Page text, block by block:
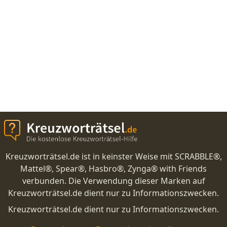
Kreuzworträtsel.de ist in keinster Weise mit SCRABBLE®,
Mattel®, Spear®, Hasbro®, Zynga® with Friends
verbunden. Die Verwendung dieser Marken auf
Kreuzworträtsel.de dient nur zu Informationszwecken.
Kreuzworträtsel.de dient nur zu Informationszwecken.